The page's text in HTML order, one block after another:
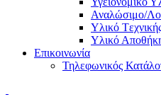
Αναλώσιμο/
Υλικό
Υλικό
Επικοινωνία
Τηλεφωνικός